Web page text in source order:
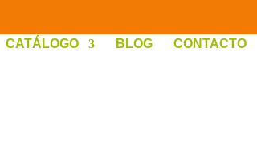
CATÁLOGO BLOG CONTACTO